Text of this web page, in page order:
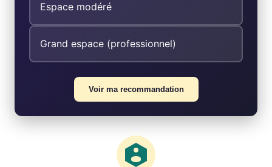
Espace modéré
Grand espace (professionnel)
Voir ma recommandation